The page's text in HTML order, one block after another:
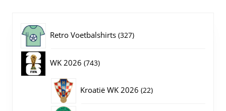
Retro Voetbalshirts 327327
WK 2026 743743
Kroatië WK 2026 2222